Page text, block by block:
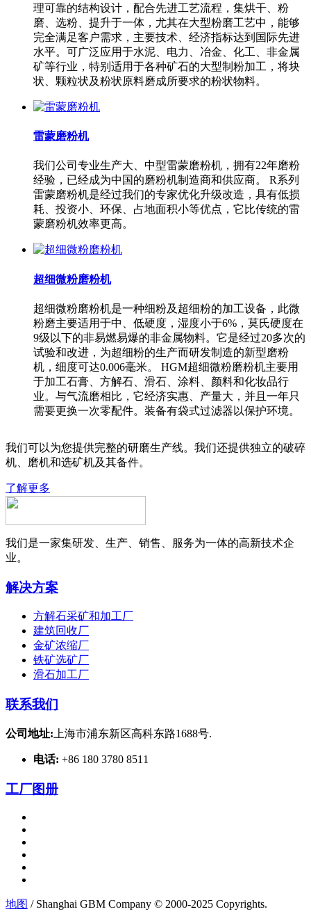
理可靠的结构设计，配合先进工艺流程，集烘干、粉
磨、选粉、提升于一体，尤其在大型粉磨工艺中，能够
完全满足客户需求，主要技术、经济指标达到国际先进
水平。可广泛应用于水泥、电力、冶金、化工、非金属
矿等行业，特别适用于各种矿石的大型制粉加工，将块
状、颗粒状及粉状原料磨成所要求的粉状物料。
雷蒙磨粉机
我们公司专业生产大、中型雷蒙磨粉机，拥有22年磨粉
经验，已经成为中国的磨粉机制造商和供应商。 R系列
雷蒙磨粉机是经过我们的专家优化升级改造，具有低损
耗、投资小、环保、占地面积小等优点，它比传统的雷
蒙磨粉机效率更高。
超细微粉磨粉机
超细微粉磨粉机是一种细粉及超细粉的加工设备，此微
粉磨主要适用于中、低硬度，湿度小于6%，莫氏硬度在
9级以下的非易燃易爆的非金属物料。它是经过20多次的
试验和改进，为超细粉的生产而研发制造的新型磨粉
机，细度可达0.006毫米。 HGM超细微粉磨粉机主要用
于加工石膏、方解石、滑石、涂料、颜料和化妆品行
业。与气流磨相比，它经济实惠、产量大，并且一年只
需要更换一次零配件。装备有袋式过滤器以保护环境。
我们可以为您提供完整的研磨生产线。我们还提供独立的破碎
机、磨机和选矿机及其备件。
了解更多
我们是一家集研发、生产、销售、服务为一体的高新技术企
业。
解决方案
方解石采矿和加工厂
建筑回收厂
金矿浓缩厂
铁矿选矿厂
滑石加工厂
联系我们
公司地址: 上海市浦东新区高科东路1688号.
电话: +86 180 3780 8511
工厂图册
地图 / Shanghai GBM Company © 2000-2025 Copyrights.